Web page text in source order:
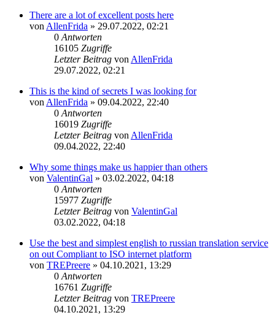
There are a lot of excellent posts here
von AllenFrida » 29.07.2022, 02:21
0 Antworten
16105 Zugriffe
Letzter Beitrag von AllenFrida
29.07.2022, 02:21
This is the kind of secrets I was looking for
von AllenFrida » 09.04.2022, 22:40
0 Antworten
16019 Zugriffe
Letzter Beitrag von AllenFrida
09.04.2022, 22:40
Why some things make us happier than others
von ValentinGal » 03.02.2022, 04:18
0 Antworten
15977 Zugriffe
Letzter Beitrag von ValentinGal
03.02.2022, 04:18
Use the best and simplest english to russian translation service
on out Compliant to ISO internet platform
von TREPreere » 04.10.2021, 13:29
0 Antworten
16761 Zugriffe
Letzter Beitrag von TREPreere
04.10.2021, 13:29